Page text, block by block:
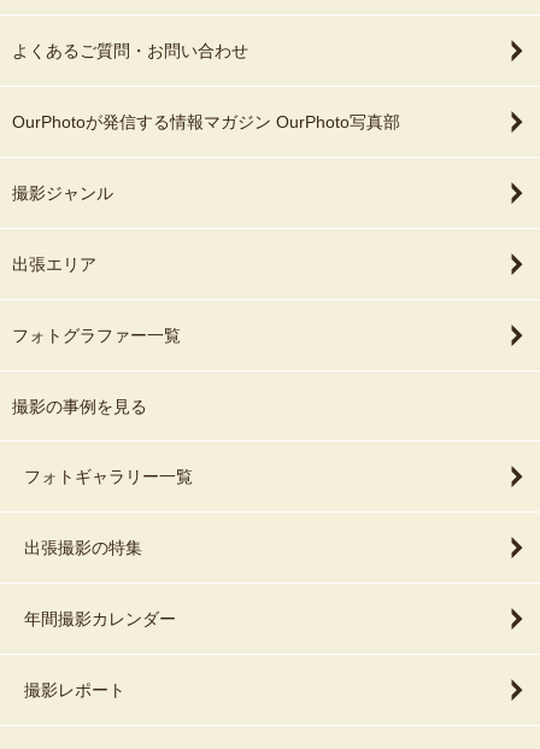
なるべく電車で移動することを心がけています。
撮影候補地が、駅から徒歩１０分以上かかる場所は、お引き受けで
撮影場所が２か所で、車移動される場合は、同乗させていただける
⏰13:30～ ハンパな時間帯の予約がしたい
OurPhotoのシステムで、15分・30分といった、ハンパな撮影開始
時間が設定できません。
実際の撮影は、13:30～など臨機応変に対応できます。
🎈予約の仕方
大人が嫌がる（撮られる）ことは、お子さんもやりたがりません。
（祖父母など）その場にいる他のみなさんにご協力いただけると嬉
しいです。
ご祈祷の前に撮影すべきか・・・
それともご祈祷後が良いのか・・・
理由としては（おもに七五三撮影の場合）お子さんのご機嫌が良い
七五三では、慣れない着物を着せられ、歩きにくい履物など、スト
レスがいっぱい。
くわえて、お子さんの集中力は長続きしません。
サッと撮り始めて、遊んでいるうちに終わるのが最高です。
よくあるご質問・お問い合わせ
OurPhotoが発信する情報マガジン OurPhoto写真部
撮影ジャンル
出張エリア
フォトグラファー一覧
撮影の事例を見る
フォトギャラリー一覧
出張撮影の特集
年間撮影カレンダー
撮影レポート